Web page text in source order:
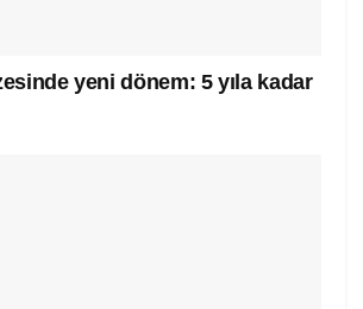
yeni dönem: 5 yıla kadar